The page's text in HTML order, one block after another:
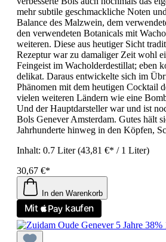
mehr subtile geschmackliche Noten
Balance des Malzwein, dem
den verwendeten Botanicals mit
weiteren. Diese aus heutiger Sicht
Rezeptur war zu damaliger Zeit wohl
Feingeist im Wacholderdestillat; eben
delikat. Daraus entwickelte sich im
Phänomen mit dem heutigen Cocktail
vielen weiteren Ländern wie eine
Und der Hauptdarsteller war und ist
Bols Genever Amsterdam. Gutes hält
Jahrhunderte hinweg in den Köpfen,
Inhalt: 0.7 Liter(43,81 €* / 1 Liter)
30,67 €*
In den Warenkorb